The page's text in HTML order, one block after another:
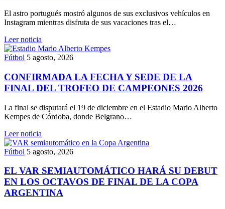
El astro portugués mostró algunos de sus exclusivos vehículos en
Instagram mientras disfruta de sus vacaciones tras el…
Leer noticia
Fútbol 5 agosto, 2026
CONFIRMADA LA FECHA Y SEDE DE LA
FINAL DEL TROFEO DE CAMPEONES 2026
La final se disputará el 19 de diciembre en el Estadio Mario Alberto
Kempes de Córdoba, donde Belgrano…
Leer noticia
Fútbol 5 agosto, 2026
EL VAR SEMIAUTOMÁTICO HARÁ SU DEBUT
EN LOS OCTAVOS DE FINAL DE LA COPA
ARGENTINA